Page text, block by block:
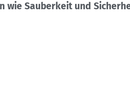
Sauberkeit und